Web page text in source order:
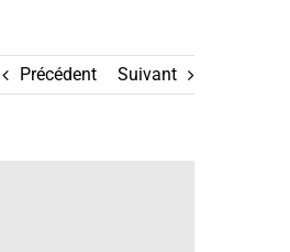
Précédent Suivant